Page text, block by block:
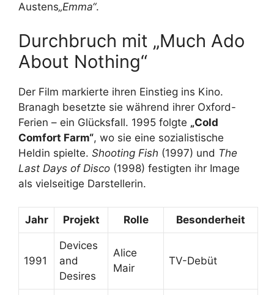
Austens„Emma“.
Durchbruch mit „Much Ado
About Nothing“
Der Film markierte ihren Einstieg ins Kino.
Branagh besetzte sie während ihrer Oxford-
Ferien – ein Glücksfall. 1995 folgte „Cold
Comfort Farm“, wo sie eine sozialistische
Heldin spielte. Shooting Fish (1997) und The
Last Days of Disco (1998) festigten ihr Image
als vielseitige Darstellerin.
Jahr Projekt Rolle Besonderheit
1991
Devices
and
Desires
Alice
Mair
TV-Debüt